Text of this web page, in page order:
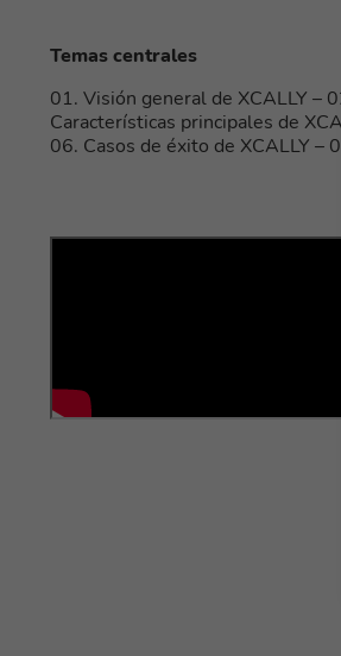
Temas centrales
01. Visión general de XCALLY –
Características principales de
06. Casos de éxito de XCALLY –